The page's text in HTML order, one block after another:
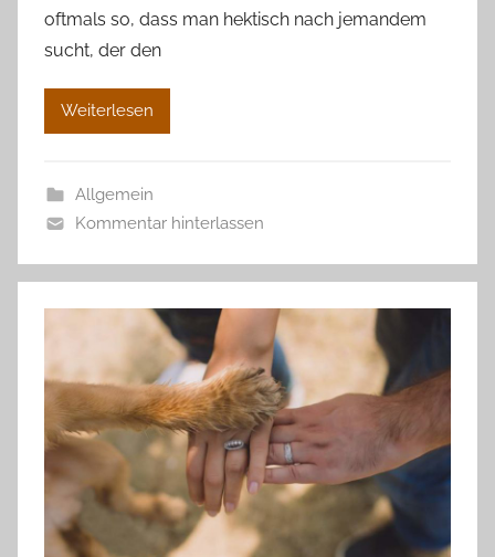
oftmals so, dass man hektisch nach jemandem
sucht, der den
Weiterlesen
Allgemein
Kommentar hinterlassen